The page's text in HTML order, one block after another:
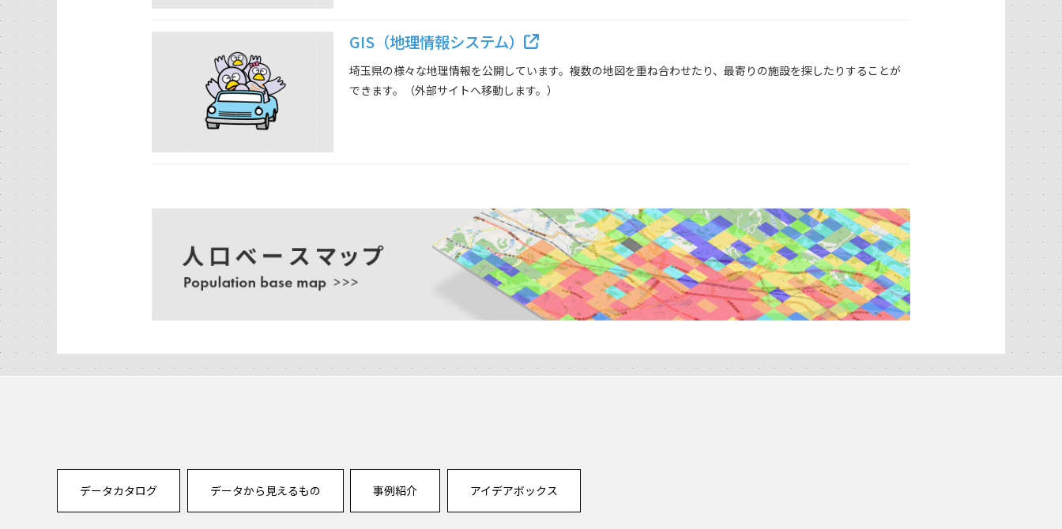
GIS（地理情報システム）
埼玉県の様々な地理情報を公開しています。複数の地図を重ね合わせたり、最寄りの施設を探したりすることが
できます。（外部サイトへ移動します。）
データカタログ データから見えるもの 事例紹介 アイデアボックス